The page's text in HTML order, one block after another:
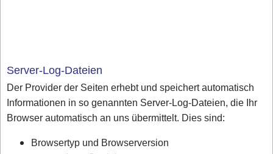
Server-Log-Dateien
Der Provider der Seiten erhebt und speichert automatisch
Informationen in so genannten Server-Log-Dateien, die Ihr
Browser automatisch an uns übermittelt. Dies sind:
Browsertyp und Browserversion